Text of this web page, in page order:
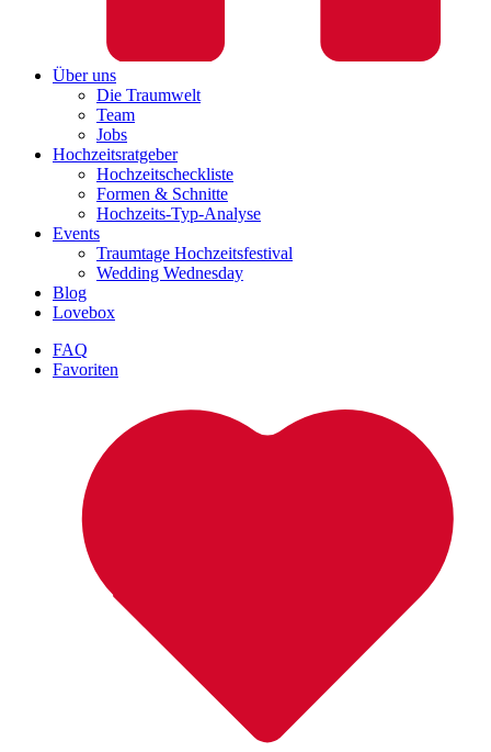
Über uns
Die Traumwelt
Team
Jobs
Hochzeitsratgeber
Hochzeitscheckliste
Formen & Schnitte
Hochzeits-Typ-Analyse
Events
Traumtage Hochzeitsfestival
Wedding Wednesday
Blog
Lovebox
FAQ
Favoriten